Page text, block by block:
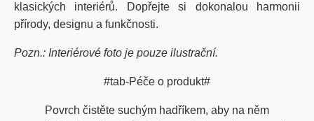
klasických interiérů. Dopřejte si dokonalou harmonii
přírody, designu a funkčnosti.
Pozn.: Interiérové foto je pouze ilustrační.
#tab-Péče o produkt#
Povrch čistěte suchým hadříkem, aby na něm